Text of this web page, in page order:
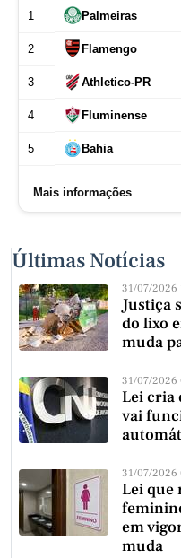
Últimas Notícias
31/07/2026
Justiça
do lixo
muda
31/07/2026
Lei cria
vai
31/07/2026
Lei que
em
muda